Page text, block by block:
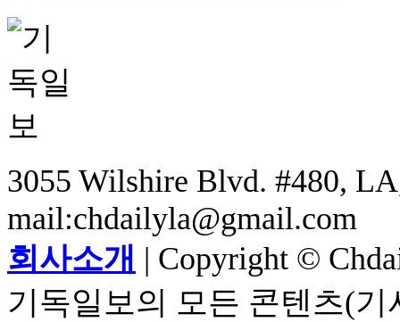
3055 Wilshire Blvd. #480,
mail:chdailyla@gmail.com
회사소개 | Copyright ©
기독일보의 모든 콘텐츠(